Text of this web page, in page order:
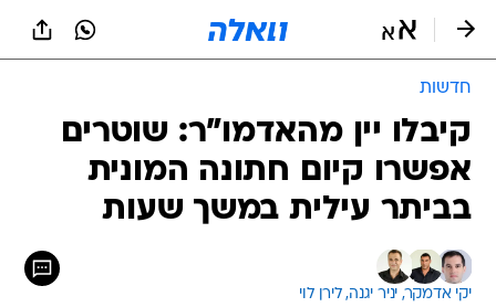
חדשות
קיבלו יין מהאדמו"ר: שוטרים
אפשרו קיום חתונה המונית
בביתר עילית במשך שעות
יקי אדמקר, יניר יגנה, לירן לוי